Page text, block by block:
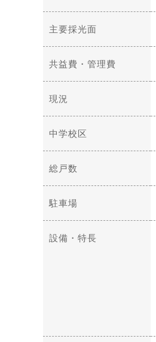
主要採光面
共益費・管理費
現況
中学校区
総戸数
駐車場
設備・特長